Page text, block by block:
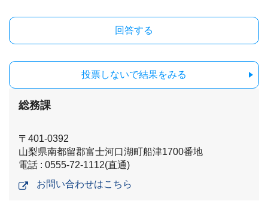
投票しないで結果をみる
総務課
〒401-0392
山梨県南都留郡富士河口湖町船津1700番地
電話 : 0555-72-1112(直通)
お問い合わせはこちら